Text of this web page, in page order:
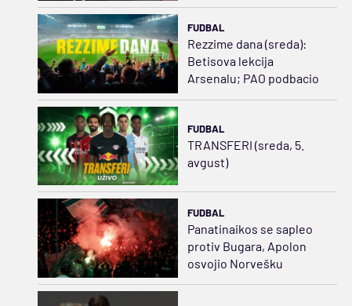
FUDBAL
Rezzime dana (sreda):
Betisova lekcija
Arsenalu; PAO podbacio
FUDBAL
TRANSFERI (sreda, 5.
avgust)
FUDBAL
Panatinaikos se sapleo
protiv Bugara, Apolon
osvojio Norvešku